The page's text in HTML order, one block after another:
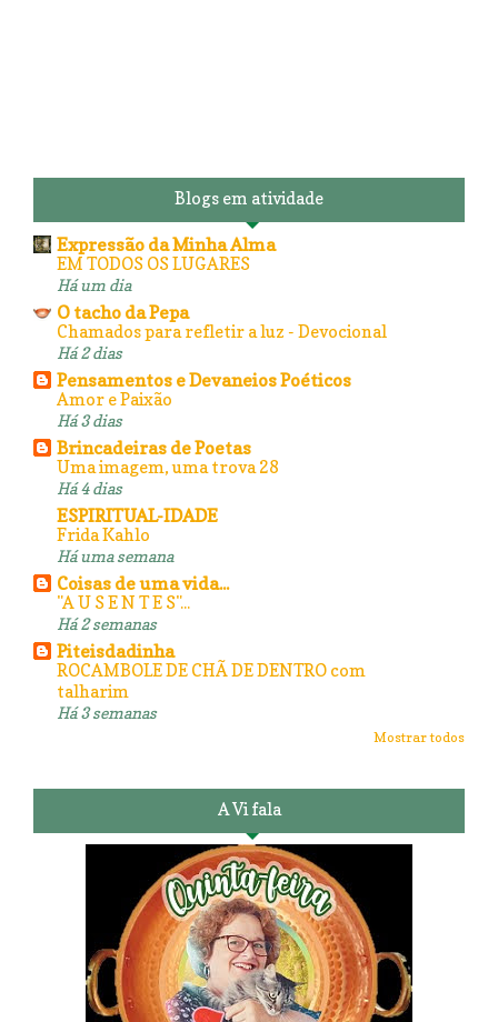
Blogs em atividade
Expressão da Minha Alma
EM TODOS OS LUGARES
Há um dia
O tacho da Pepa
Chamados para refletir a luz - Devocional
Há 2 dias
Pensamentos e Devaneios Poéticos
Amor e Paixão
Há 3 dias
Brincadeiras de Poetas
Uma imagem, uma trova 28
Há 4 dias
ESPIRITUAL-IDADE
Frida Kahlo
Há uma semana
Coisas de uma vida...
"A U S E N T E S"...
Há 2 semanas
Piteisdadinha
ROCAMBOLE DE CHÃ DE DENTRO com
talharim
Há 3 semanas
Mostrar todos
A Vi fala